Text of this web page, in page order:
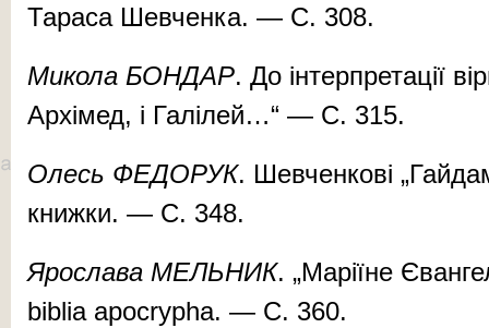
Тараса Шевченка. — С. 308.
Микола БОНДАР. До інтерпретації
Архімед, і Галілей…“ — С. 315.
Олесь ФЕДОРУК. Шевченкові
книжки. — С. 348.
Ярослава МЕЛЬНИК. „Маріїне
biblia apocrypha. — С. 360.